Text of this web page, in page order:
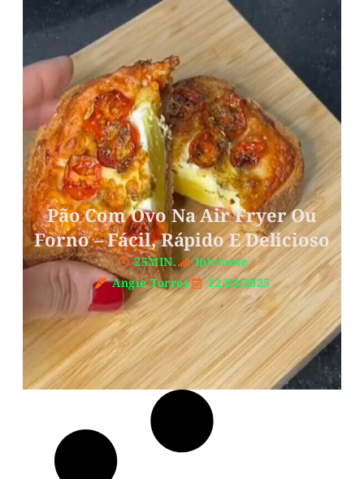
Pão Com Ovo Na Air Fryer Ou
Forno – Fácil, Rápido E Delicioso
25MIN.
Iniciante
Angie Torres
12/03/2025